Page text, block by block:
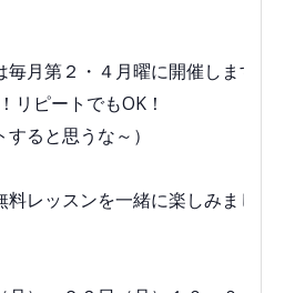
月第２・４月曜に開催します。
リピートでもOK！
すると思うな～）
料レッスンを一緒に楽しみましょ